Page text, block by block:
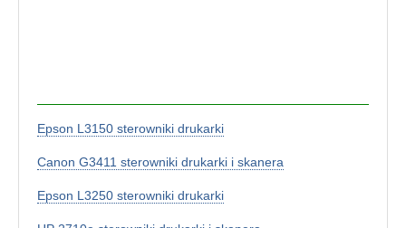
Epson L3150 sterowniki drukarki
Canon G3411 sterowniki drukarki i skanera
Epson L3250 sterowniki drukarki